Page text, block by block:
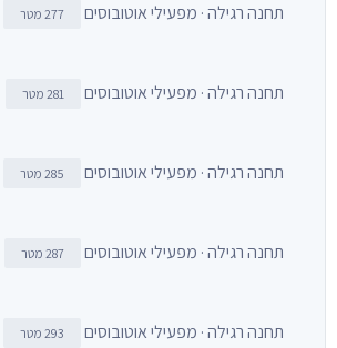
תחנה רגילה · מפעילי אוטובוסים 277 מטר
תחנה רגילה · מפעילי אוטובוסים 281 מטר
תחנה רגילה · מפעילי אוטובוסים 285 מטר
תחנה רגילה · מפעילי אוטובוסים 287 מטר
תחנה רגילה · מפעילי אוטובוסים 293 מטר